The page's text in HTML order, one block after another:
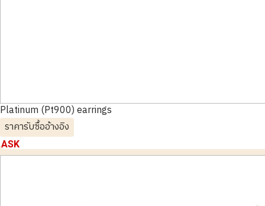
Platinum (Pt900) earrings
ราคารับซื้ออ้างอิง
ASK